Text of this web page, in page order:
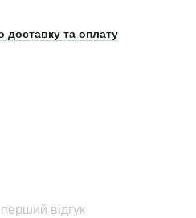
доставку та оплату
відгук